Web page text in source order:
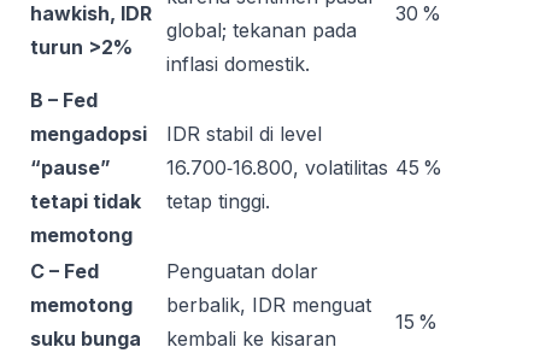
hawkish, IDR
turun >2%
global; tekanan pada
inflasi domestik.
30 %
B – Fed
mengadopsi
“pause”
tetapi tidak
memotong
IDR stabil di level
16.700‑16.800, volatilitas
tetap tinggi.
45 %
C – Fed
memotong
suku bunga
Penguatan dolar
berbalik, IDR menguat
kembali ke kisaran
15 %